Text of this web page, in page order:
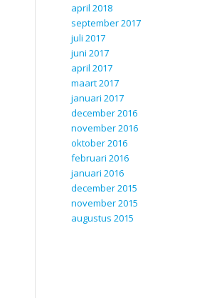
april 2018
september 2017
juli 2017
juni 2017
april 2017
maart 2017
januari 2017
december 2016
november 2016
oktober 2016
februari 2016
januari 2016
december 2015
november 2015
augustus 2015